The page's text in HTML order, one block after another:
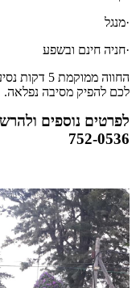
·מנגל
·חניה חינם ובשפע
החווה
לכם להפיק מסיבה נפלאה.
לפרטים נוספים
752-0536